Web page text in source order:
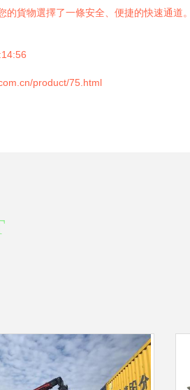
貨物選擇了一條安全、便捷的快速通道。
product/75.html